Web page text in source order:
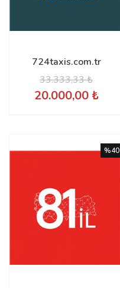
724taxis.com.tr
33.333,33 ₺
20.000,00 ₺
%40